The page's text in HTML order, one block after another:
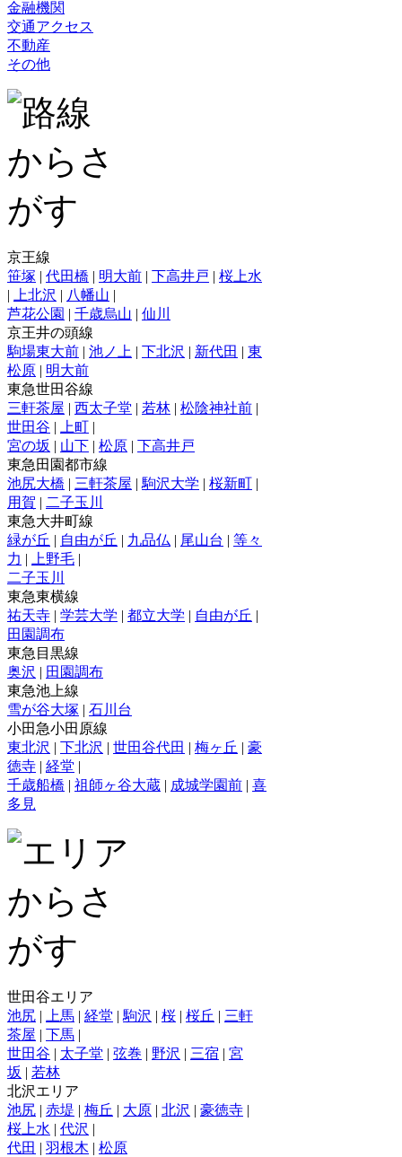
金融機関
交通アクセス
不動産
その他
京王線
笹塚 | 代田橋 | 明大前 | 下高井戸 | 桜上水
|
上北沢 | 八幡山 |
芦花公園 | 千歳烏山 | 仙川
京王井の頭線
駒場東大前 | 池ノ上 | 下北沢 | 新代田 | 東
松原 | 明大前
東急世田谷線
三軒茶屋 | 西太子堂 | 若林 | 松陰神社前 |
世田谷 | 上町 |
宮の坂 | 山下 | 松原 | 下高井戸
東急田園都市線
池尻大橋 | 三軒茶屋 | 駒沢大学 | 桜新町 |
用賀 | 二子玉川
東急大井町線
緑が丘 | 自由が丘 | 九品仏 | 尾山台 | 等々
力 | 上野毛 |
二子玉川
東急東横線
祐天寺 | 学芸大学 | 都立大学 | 自由が丘 |
田園調布
東急目黒線
奥沢 | 田園調布
東急池上線
雪が谷大塚 | 石川台
小田急小田原線
東北沢 | 下北沢 | 世田谷代田 | 梅ヶ丘 | 豪
徳寺 | 経堂 |
千歳船橋 | 祖師ヶ谷大蔵 | 成城学園前 | 喜
多見
世田谷エリア
池尻 | 上馬 | 経堂 | 駒沢 | 桜 | 桜丘 | 三軒
茶屋 | 下馬 |
世田谷 | 太子堂 | 弦巻 | 野沢 | 三宿 | 宮
坂 | 若林
北沢エリア
池尻 | 赤堤 | 梅丘 | 大原 | 北沢 | 豪徳寺 |
桜上水 | 代沢 |
代田 | 羽根木 | 松原